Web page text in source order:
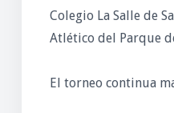
Colegio La Salle de
Atlético del Parque
El torneo continua